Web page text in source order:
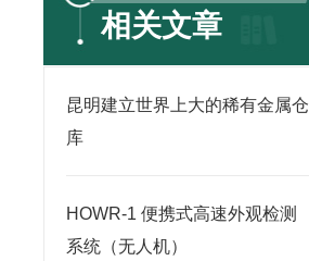
相关文章
昆明建立世界上大的稀有金属仓
库
HOWR-1 便携式高速外观检测
系统（无人机）